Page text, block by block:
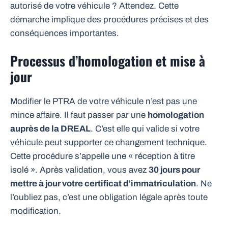
autorisé de votre véhicule ? Attendez. Cette
démarche implique des procédures précises et des
conséquences importantes.
Processus d’homologation et mise à
jour
Modifier le PTRA de votre véhicule n’est pas une
mince affaire. Il faut passer par une homologation
auprès de la DREAL. C’est elle qui valide si votre
véhicule peut supporter ce changement technique.
Cette procédure s’appelle une « réception à titre
isolé ». Après validation, vous avez 30 jours pour
mettre à jour votre certificat d’immatriculation. Ne
l’oubliez pas, c’est une obligation légale après toute
modification.